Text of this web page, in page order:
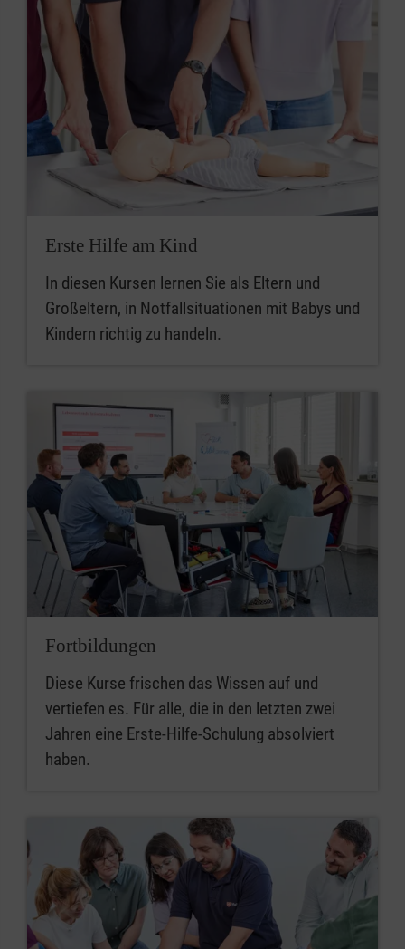
Erste Hilfe am Kind
In diesen Kursen lernen Sie als Eltern und
Großeltern, in Notfallsituationen mit Babys und
Kindern richtig zu handeln.
Fortbildungen
Diese Kurse frischen das Wissen auf und
vertiefen es. Für alle, die in den letzten zwei
Jahren eine Erste-Hilfe-Schulung absolviert
haben.